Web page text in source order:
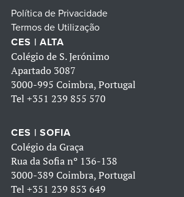
Política de Privacidade
Termos de Utilização
CES | ALTA
Colégio de S. Jerónimo
Apartado 3087
3000-995 Coimbra, Portugal
Tel +351 239 855 570
CES | SOFIA
Colégio da Graça
Rua da Sofia nº 136-138
3000-389 Coimbra, Portugal
Tel +351 239 853 649